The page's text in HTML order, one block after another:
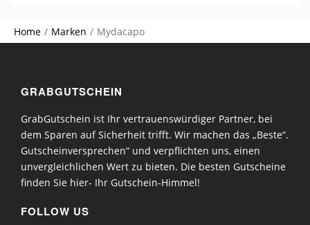
Home Marken Mydacapo
GRABGUTSCHEIN
GrabGutschein ist Ihr vertrauenswürdiger Partner, bei
dem Sparen auf Sicherheit trifft. Wir machen das „Beste“.
Gutscheinversprechen“ und verpflichten uns, einen
unvergleichlichen Wert zu bieten. Die besten Gutscheine
finden Sie hier- Ihr Gutschein-Himmel!
FOLLOW US